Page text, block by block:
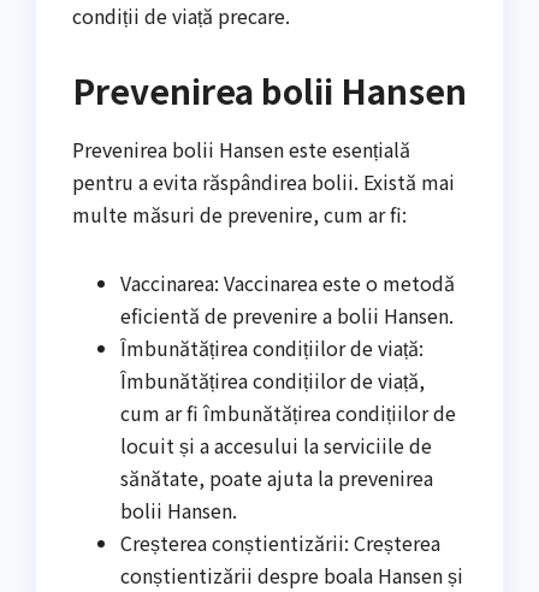
condiții de viață precare.
Prevenirea bolii Hansen
Prevenirea bolii Hansen este esențială
pentru a evita răspândirea bolii. Există mai
multe măsuri de prevenire, cum ar fi:
Vaccinarea: Vaccinarea este o metodă
eficientă de prevenire a bolii Hansen.
Îmbunătățirea condițiilor de viață:
Îmbunătățirea condițiilor de viață,
cum ar fi îmbunătățirea condițiilor de
locuit și a accesului la serviciile de
sănătate, poate ajuta la prevenirea
bolii Hansen.
Creșterea conștientizării: Creșterea
conștientizării despre boala Hansen și